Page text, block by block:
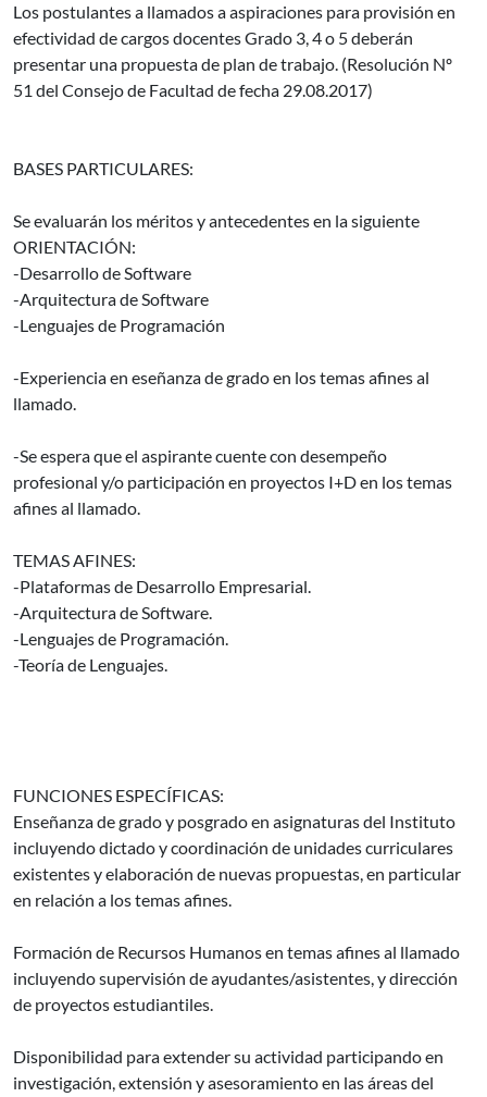
Los postulantes a llamados a aspiraciones para provisión en
efectividad de cargos docentes Grado 3, 4 o 5 deberán
presentar una propuesta de plan de trabajo. (Resolución Nº
51 del Consejo de Facultad de fecha 29.08.2017)
BASES PARTICULARES:
Se evaluarán los méritos y antecedentes en la siguiente
ORIENTACIÓN:
-Desarrollo de Software
-Arquitectura de Software
-Lenguajes de Programación
-Experiencia en eseñanza de grado en los temas afines al
llamado.
-Se espera que el aspirante cuente con desempeño
profesional y/o participación en proyectos I+D en los temas
afines al llamado.
TEMAS AFINES:
-Plataformas de Desarrollo Empresarial.
-Arquitectura de Software.
-Lenguajes de Programación.
-Teoría de Lenguajes.
FUNCIONES ESPECÍFICAS:
Enseñanza de grado y posgrado en asignaturas del Instituto
incluyendo dictado y coordinación de unidades curriculares
existentes y elaboración de nuevas propuestas, en particular
en relación a los temas afines.
Formación de Recursos Humanos en temas afines al llamado
incluyendo supervisión de ayudantes/asistentes, y dirección
de proyectos estudiantiles.
Disponibilidad para extender su actividad participando en
investigación, extensión y asesoramiento en las áreas del